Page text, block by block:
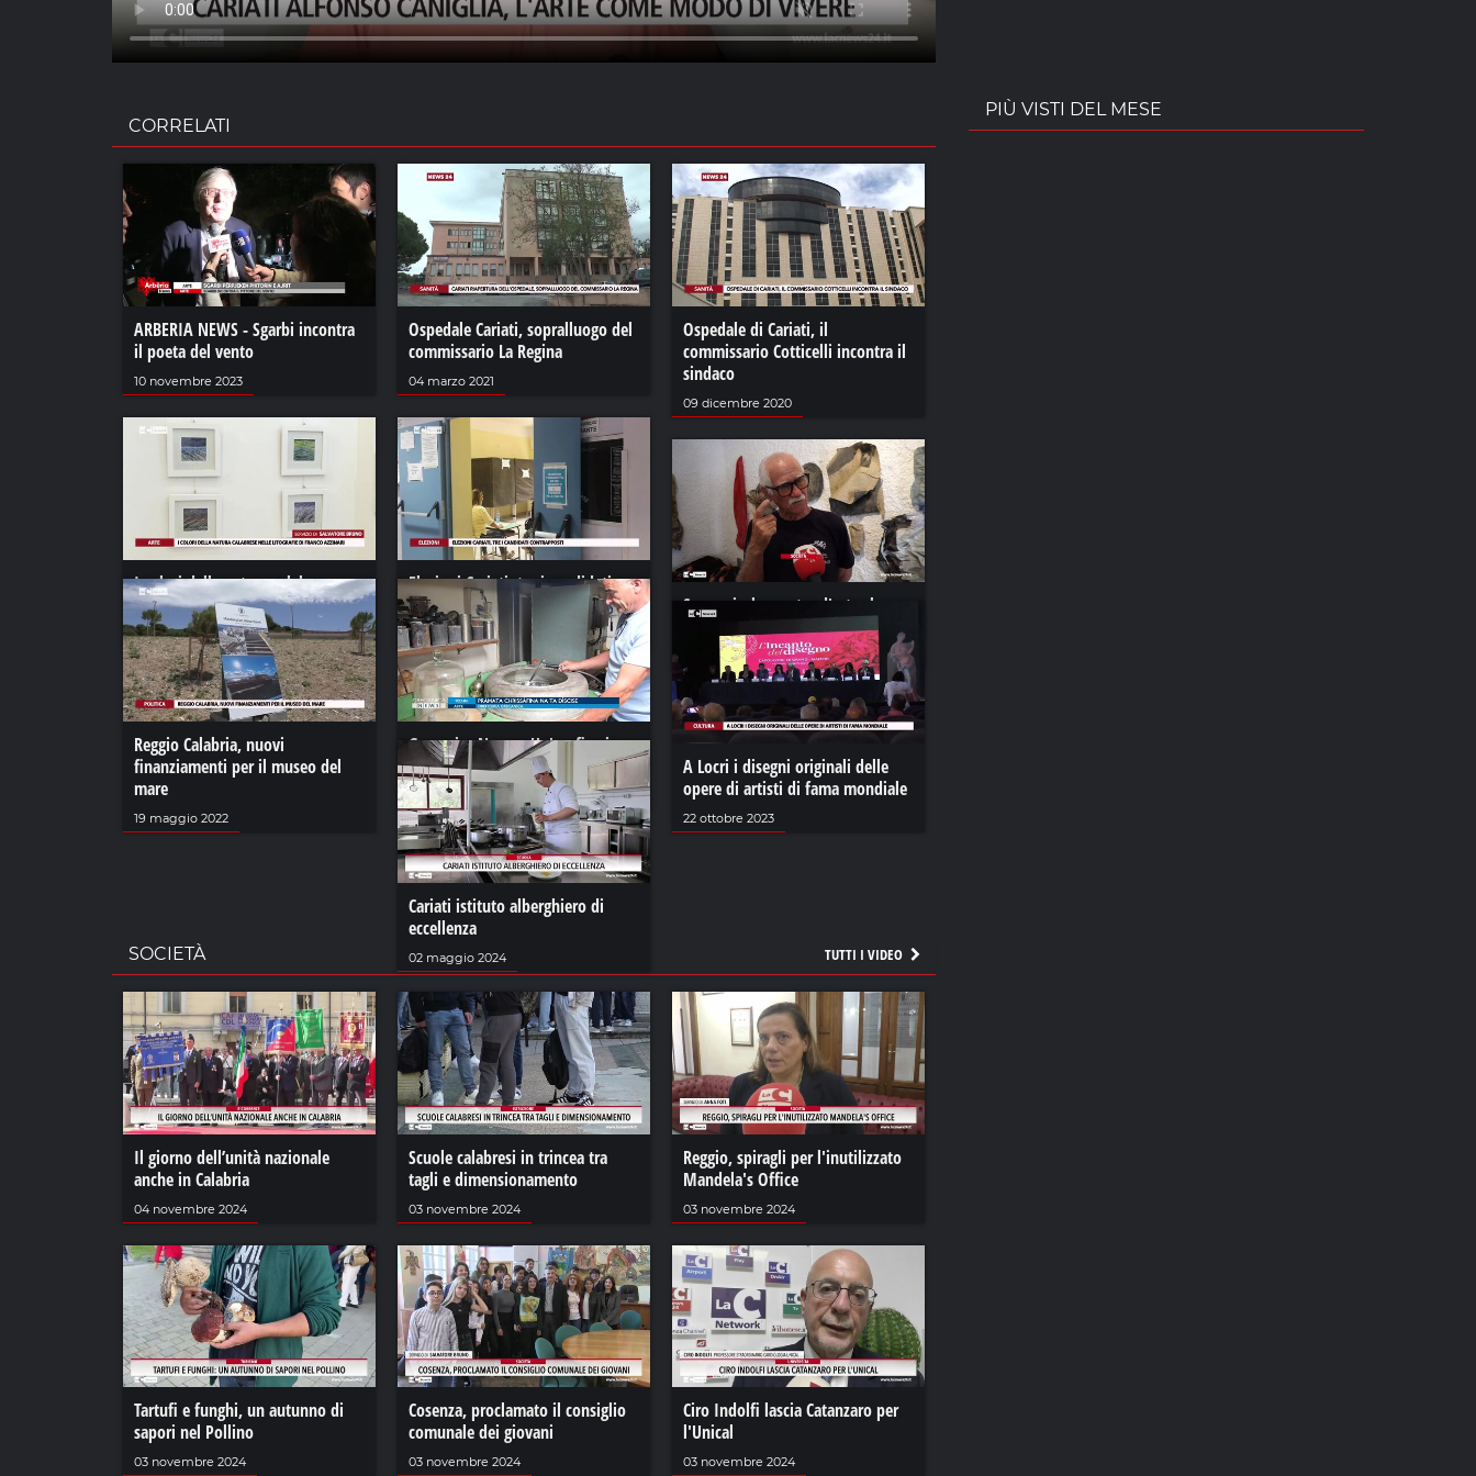
CORRELATI
ARBERIA NEWS - Sgarbi incontra
il poeta del vento
10 novembre 2023
Ospedale Cariati, sopralluogo del
commissario La Regina
04 marzo 2021
Ospedale di Cariati, il
commissario Cotticelli incontra il
sindaco
09 dicembre 2020
I colori della natura calabrese
nelle litografie di Franco Azzinari
02 dicembre 2022
Elezioni Cariati, tre i candidati
contrapposti
02 maggio 2023
Souvenir, la mostra d'arte che
denuncia l'inciviltà
19 luglio 2024
Reggio Calabria, nuovi
finanziamenti per il museo del
mare
19 maggio 2022
Grecanica News - Un'oreficeria
grecanica a Brancaleone
31 luglio 2024
A Locri i disegni originali delle
opere di artisti di fama mondiale
22 ottobre 2023
Cariati istituto alberghiero di
eccellenza
02 maggio 2024 TUTTI I VIDEO
SOCIETÀ
Il giorno dell’unità nazionale
anche in Calabria
04 novembre 2024
Scuole calabresi in trincea tra
tagli e dimensionamento
03 novembre 2024
Reggio, spiragli per l'inutilizzato
Mandela's Office
03 novembre 2024
Tartufi e funghi, un autunno di
sapori nel Pollino
03 novembre 2024
Cosenza, proclamato il consiglio
comunale dei giovani
03 novembre 2024
Ciro Indolfi lascia Catanzaro per
l'Unical
03 novembre 2024
PIÙ VISTI DEL MESE